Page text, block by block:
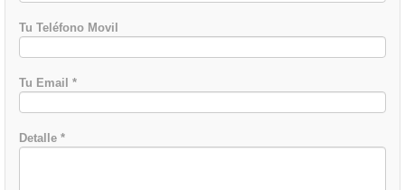
Tu Teléfono Movil
Tu Email *
Detalle *